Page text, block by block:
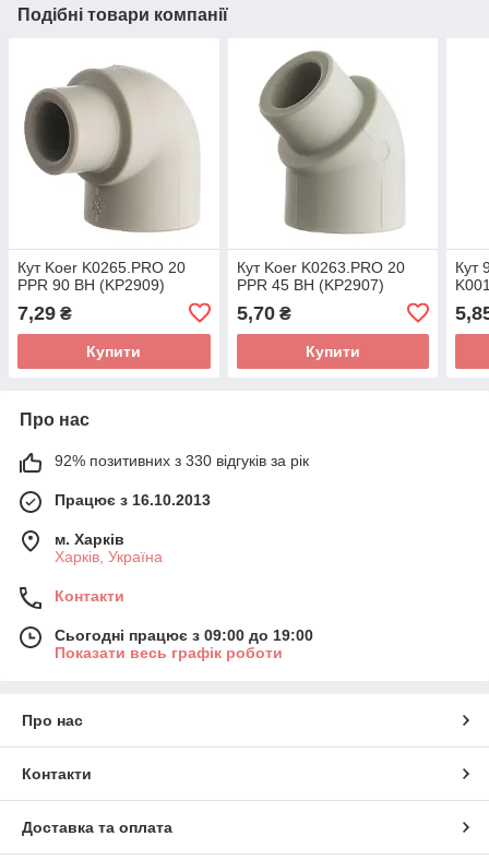
Подібні товари компанії
Кут Koer K0265.PRO 20
PPR 90 ВН (KP2909)
7,29 ₴
Купити
Кут Koer K0263.PRO 20
PPR 45 ВН (KP2907)
5,70₴
Купити
Кут
Про нас
92% позитивних з 330 відгуків за рік
Працює з 16.10.2013
м. Харків
Харків, Україна
Контакти
Сьогодні працює з 09:00 до 19:00
Показати весь графік роботи
Про нас
Контакти
Доставка та оплата